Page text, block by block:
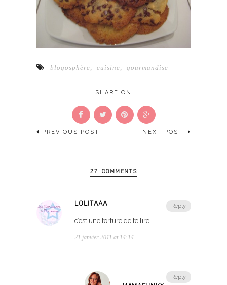
blogosphère cuisine gourmandise
SHARE ON
PREVIOUS POST NEXT POST
27 COMMENTS
Reply
LOLITAAA
c’est une torture de te lire!!
21 janvier 2011 at 14:14
Reply